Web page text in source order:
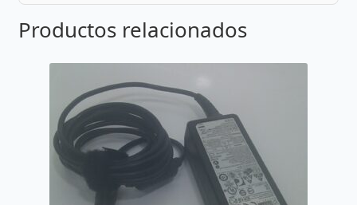
Productos relacionados